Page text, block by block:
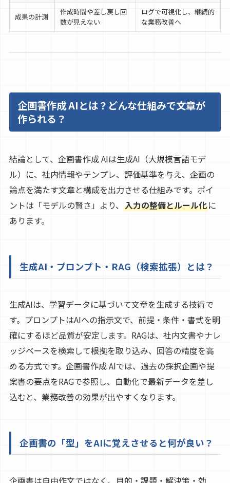
成果の計測
作成時間や差し戻し回
数が見えない
ログで可視化し、継続的
な業務改善へ
企画書作成 AIとは？どんな仕組みで文章が
作られる？
結論として、企画書作成 AIは生成AI（大規模言語モデ
ル）に、社内情報やテンプレ、評価基準を与え、企画の
論点を満たす文章と構成を出力させる仕組みです。ポイ
ントは「モデルの賢さ」より、 入力の整備とルール化に
あります。
生成AI・プロンプト・RAG（検索拡張）とは？
生成AIは、学習データに基づいて文章を生成する技術で
す。プロンプトはAIへの指示文で、前提・条件・書式を明
確にするほど品質が安定します。RAGは、社内文書やナレ
ッジベースを検索して根拠を取り込み、回答の精度を高
める方式です。企画書作成 AIでは、過去の採択企画や提
案書の要点をRAGで参照し、自動化で最新データを差し
込むと、業務改善の効果が出やすくなります。
企画書の「型」をAIに覚えさせると何が良い？